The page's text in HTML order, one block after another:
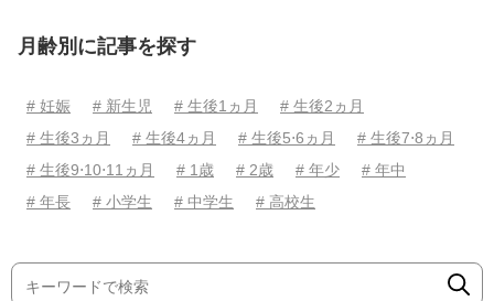
月齢別に記事を探す
# 妊娠 # 新生児 # 生後1ヵ月
# 生後2ヵ月
# 生後3ヵ月
# 生後4ヵ月 # 生後5⋅6ヵ月
# 生後7⋅8ヵ月
# 生後9⋅10⋅11ヵ月
# 1歳 # 2歳 # 年少
# 年中
# 年長
# 小学生 # 中学生 # 高校生